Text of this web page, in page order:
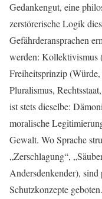
Gedankengut, eine
zerstörerische Logik
Gefährderansprachen
werden: Kollektivismus
Freiheitsprinzip
Pluralismus,
ist stets dieselbe:
moralische
Gewalt. Wo Sprache
„Zerschlagung“,
Andersdenkender),
Schutzkonzepte